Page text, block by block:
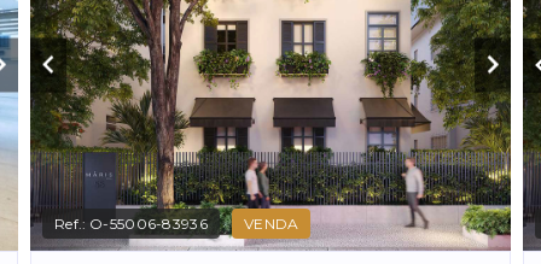
Ref.: O-55006-83936 VENDA